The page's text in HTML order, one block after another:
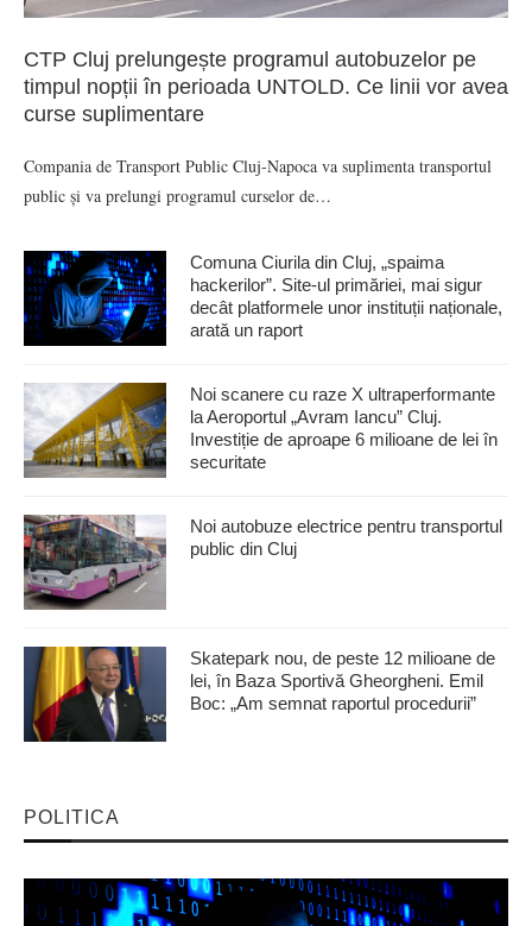
CTP Cluj prelungește programul autobuzelor pe
timpul nopții în perioada UNTOLD. Ce linii vor avea
curse suplimentare
Compania de Transport Public Cluj-Napoca va suplimenta transportul
public și va prelungi programul curselor de…
Comuna Ciurila din Cluj, „spaima
hackerilor”. Site-ul primăriei, mai sigur
decât platformele unor instituții naționale,
arată un raport
Noi scanere cu raze X ultraperformante
la Aeroportul „Avram Iancu” Cluj.
Investiție de aproape 6 milioane de lei în
securitate
Noi autobuze electrice pentru transportul
public din Cluj
Skatepark nou, de peste 12 milioane de
lei, în Baza Sportivă Gheorgheni. Emil
Boc: „Am semnat raportul procedurii”
POLITICA